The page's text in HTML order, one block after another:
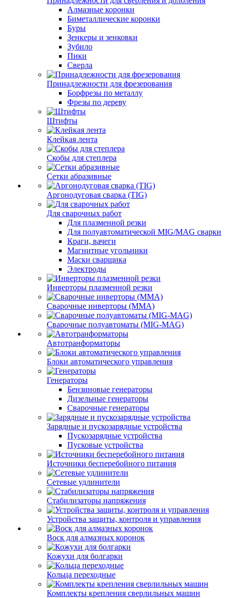
Алмазные коронки
Биметаллические коронки
Буры
Зенкеры и зенковки
Зубило
Пики
Сверла
Принадлежности для фрезерования
Борфрезы по металлу
Фрезы по дереву
Штифты
Клейкая лента
Скобы для степлера
Сетки абразивные
Аргонодуговая сварка (TIG)
Для сварочных работ
Для плазменной резки
Для полуавтоматической MIG/MAG сварки
Краги, вачеги
Магнитные угольники
Маски сварщика
Электроды
Инверторы плазменной резки
Сварочные инверторы (MMA)
Сварочные полуавтоматы (MIG-MAG)
Автотранформаторы
Блоки автоматического управления
Генераторы
Бензиновые генераторы
Дизельные генераторы
Сварочные генераторы
Зарядные и пускозарядные устройства
Пускозарядные устройства
Пусковые устройства
Источники бесперебойного питания
Сетевые удлинители
Стабилизаторы напряжения
Устройства защиты, контроля и управления
Воск для алмазных коронок
Кожухи для болгарки
Кольца переходные
Комплекты крепления сверлильных машин